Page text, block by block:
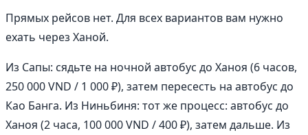
Прямых рейсов нет. Для всех вариантов вам нужно
ехать через Ханой.
Из Сапы: сядьте на ночной автобус до Ханоя (6 часов,
250 000 VND / 1 000 ₽), затем пересесть на автобус до
Као Банга. Из Ниньбиня: тот же процесс: автобус до
Ханоя (2 часа, 100 000 VND / 400 ₽), затем дальше. Из